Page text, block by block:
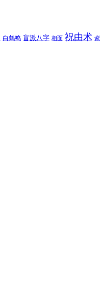
白鹤鸣 盲派八字 相面 祝由术 紫